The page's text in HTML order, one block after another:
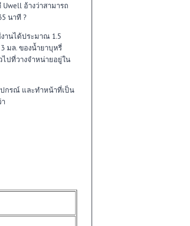
อ้างว่าสามารถ
นาที ?
านได้ประมาณ 1.5
มล. ของน้ำยาบุหรี่
ปที่วางจำหน่ายอยู่ใน
กรณ์ และทำหน้าที่เป็น